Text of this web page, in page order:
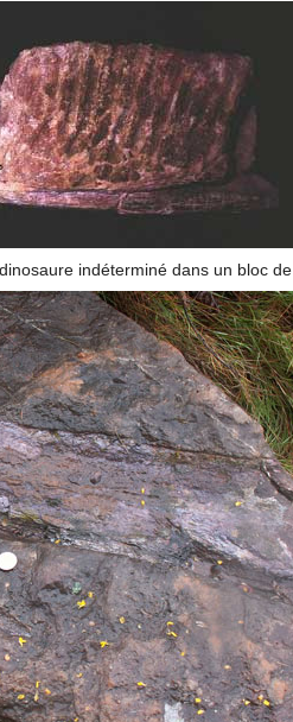
indéterminé dans un bloc